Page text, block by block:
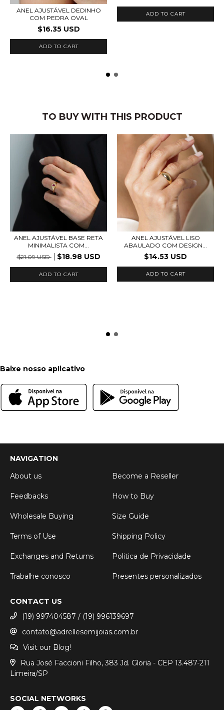
ANEL AJUSTÁVEL DEDINHO
COM PEDRA OVAL
$16.35 USD
ADD TO CART
ADD TO CART
TO BUY WITH THIS PRODUCT
ANEL AJUSTÁVEL BASE RETA
MINIMALISTA COM...
$21.09 USD
$18.98 USD
ADD TO CART
ANEL AJUSTÁVEL LISO
ABAULADO COM DESIGN...
$14.53 USD
ADD TO CART
Baixe nosso aplicativo
NAVIGATION
About us
Become a Reseller
Feedbacks How to Buy
Wholesale Buying Size Guide
Terms of Use Shipping Policy
Exchanges and Returns Politica de Privacidade
Trabalhe conosco Presentes personalizados
CONTACT US
(19) 997404587 / (19) 996139697
contato@adrellesemijoias.com.br
Visit our Blog!
Rua José Faccioni Filho, 383 Jd. Gloria - CEP 13.487-211
Limeira/SP
SOCIAL NETWORKS